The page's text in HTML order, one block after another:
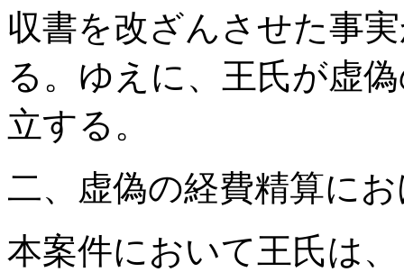
収書を改ざんさせた事
る。ゆえに、王氏が虚
立する。
二、虚偽の経費精算に
本案件において王氏は